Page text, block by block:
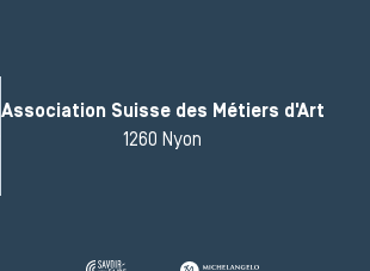
Association Suisse des Métiers d'Art
1260 Nyon